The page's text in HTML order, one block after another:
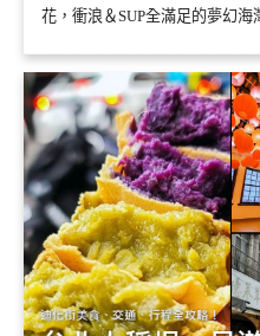
花，衝浪＆SUP全滿足的夢幻海